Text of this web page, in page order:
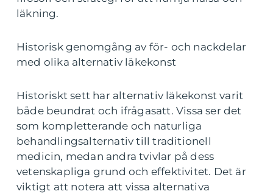
läkning.
Historisk genomgång av för- och nackdelar
med olika alternativ läkekonst
Historiskt sett har alternativ läkekonst varit
både beundrat och ifrågasatt. Vissa ser det
som kompletterande och naturliga
behandlingsalternativ till traditionell
medicin, medan andra tvivlar på dess
vetenskapliga grund och effektivitet. Det är
viktigt att notera att vissa alternativa